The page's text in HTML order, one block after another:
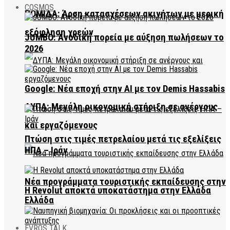
ΠΟΜΙΔΑ: Άρση κατασχέσεων ακινήτων με μερική
εξόφληση χρεών
ΔΥΠΑ: Μεγάλη οικονομική στήριξη σε ανέργους
και εργαζόμενους
Νέα προγράμματα τουριστικής εκπαίδευσης στην
Ελλάδα
EVROS TALK
COSMOS
JUMBO: Ανοδική πορεία με αύξηση πωλήσεων το
2026
Google: Νέα εποχή στην AI με τον Demis Hassabis
Πτώση στις τιμές πετρελαίου μετά τις εξελίξεις
ΗΠΑ – Ιράν
Η Revolut αποκτά υποκατάστημα στην Ελλάδα